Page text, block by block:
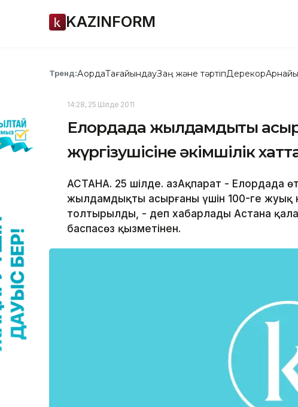
KAZINFORM
Тренд:АқордаТағайындауЗаң және тәртіпДерекқор
14:28, 25 Шілде 2011
Елордада жылдамдықты
жүргізушісіне әкімшілік
АСТАНА. 25 шілде. ҚазАқпарат - Елордада
жылдамдықты асырғаны үшін 100-ге жуық
толтырылды, - деп хабарлады Астана
баспасөз қызметінен.